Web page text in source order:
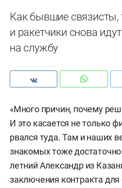
Как бывшие связисты,
и ракетчики снова
на службу
«Много причин, почему
И это касается не только
рвался туда. Там и наших
знакомых тоже
летний Александр из
заключения контракта